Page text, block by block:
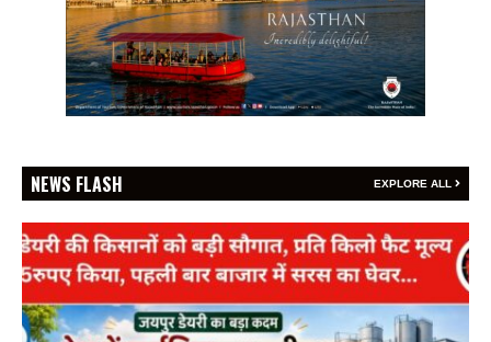
NEWS FLASH EXPLORE ALL